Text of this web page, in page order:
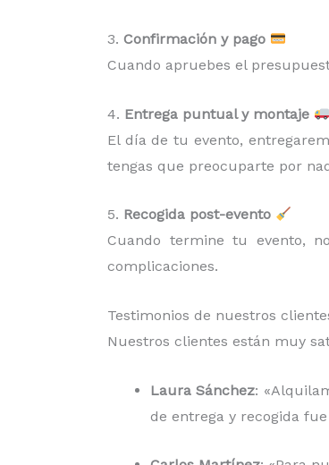
3. Confirmación y pago
Cuando apruebes el
4. Entrega puntual y montaje
El día de tu evento,
tengas que preocuparte por
5. Recogida post-evento
Cuando termine tu evento,
complicaciones.
Testimonios de nuestros
Nuestros clientes están muy
Laura Sánchez:
de entrega y recogida